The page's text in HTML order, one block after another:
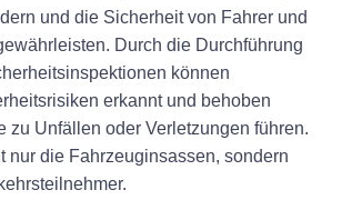
und die Sicherheit von Fahrer und
Durch die Durchführung
können
erkannt und behoben
zu Unfällen oder Verletzungen führen.
nur die Fahrzeuginsassen, sondern